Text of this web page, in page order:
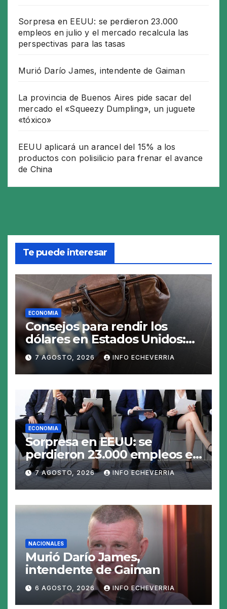
Sorpresa en EEUU: se perdieron 23.000
empleos en julio y el mercado recalcula las
perspectivas para las tasas
Murió Darío James, intendente de Gaiman
La provincia de Buenos Aires pide sacar del
mercado el «Squeezy Dumpling», un juguete
«tóxico»
EEUU aplicará un arancel del 15% a los
productos con polisilicio para frenar el avance
de China
Te puede interesar
ECONOMIA
Consejos para rendir los
dólares en Estados Unidos:
claves para no gastar de más
en el viaje
7 AGOSTO, 2026 INFO ECHEVERRIA
ECONOMIA
Sorpresa en EEUU: se
perdieron 23.000 empleos en
julio y el mercado recalcula
las perspectivas para las
tasas
7 AGOSTO, 2026 INFO ECHEVERRIA
NACIONALES
Murió Darío James,
intendente de Gaiman
6 AGOSTO, 2026 INFO ECHEVERRIA